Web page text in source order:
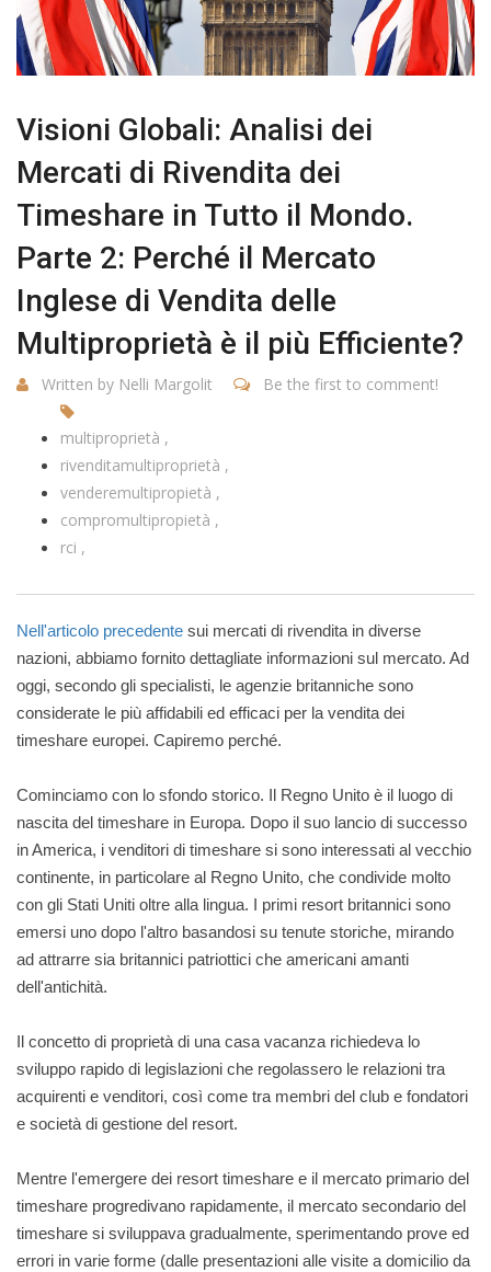
Visioni Globali: Analisi dei
Mercati di Rivendita dei
Timeshare in Tutto il Mondo.
Parte 2: Perché il Mercato
Inglese di Vendita delle
Multiproprietà è il più Efficiente?
Written by Nelli Margolit Be the first to comment!
multiproprietà
rivenditamultiproprietà
venderemultipropietà
compromultipropietà
rci
Nell'articolo precedente sui mercati di rivendita in diverse
nazioni, abbiamo fornito dettagliate informazioni sul mercato. Ad
oggi, secondo gli specialisti, le agenzie britanniche sono
considerate le più affidabili ed efficaci per la vendita dei
timeshare europei. Capiremo perché.
Cominciamo con lo sfondo storico. Il Regno Unito è il luogo di
nascita del timeshare in Europa. Dopo il suo lancio di successo
in America, i venditori di timeshare si sono interessati al vecchio
continente, in particolare al Regno Unito, che condivide molto
con gli Stati Uniti oltre alla lingua. I primi resort britannici sono
emersi uno dopo l'altro basandosi su tenute storiche, mirando
ad attrarre sia britannici patriottici che americani amanti
dell'antichità.
Il concetto di proprietà di una casa vacanza richiedeva lo
sviluppo rapido di legislazioni che regolassero le relazioni tra
acquirenti e venditori, così come tra membri del club e fondatori
e società di gestione del resort.
Mentre l'emergere dei resort timeshare e il mercato primario del
timeshare progredivano rapidamente, il mercato secondario del
timeshare si sviluppava gradualmente, sperimentando prove ed
errori in varie forme (dalle presentazioni alle visite a domicilio da